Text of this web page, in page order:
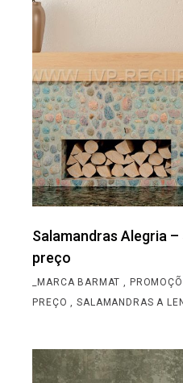
Salamandras Alegria
preço
_MARCA BARMAT
PREÇO SALAMANDRAS A